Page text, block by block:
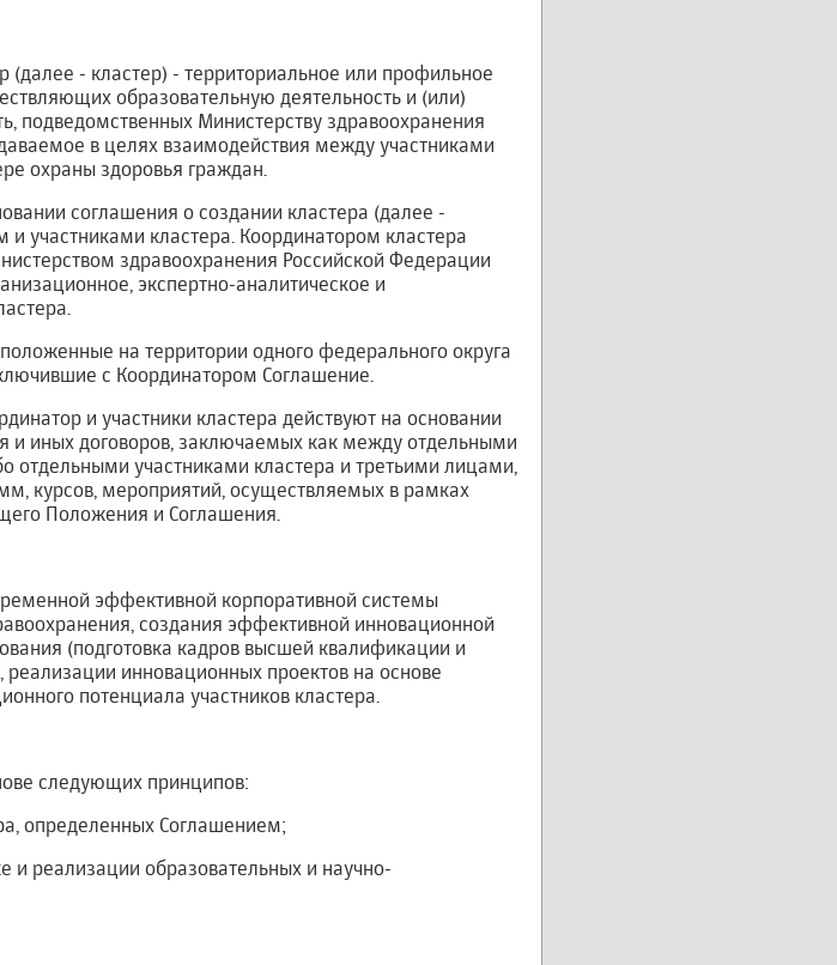
(далее - кластер) - территориальное или профильное
образовательную деятельность и (или)
подведомственных Министерству здравоохранения
в целях взаимодействия между участниками
охраны здоровья граждан.
соглашения о создании кластера (далее -
участниками кластера. Координатором кластера
здравоохранения Российской Федерации
экспертно-аналитическое и
на территории одного федерального округа
с Координатором Соглашение.
и участники кластера действуют на основании
и иных договоров, заключаемых как между отдельными
отдельными участниками кластера и третьими лицами,
курсов, мероприятий, осуществляемых в рамках
Положения и Соглашения.
эффективной корпоративной системы
создания эффективной инновационной
(подготовка кадров высшей квалификации и
инновационных проектов на основе
потенциала участников кластера.
следующих принципов:
определенных Соглашением;
и реализации образовательных и научно-